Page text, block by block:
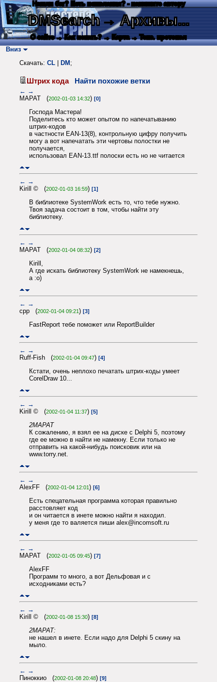
Нашли баг? Есть пожелания? - напишите автору
DMSearch→ Архивы...
О сайте → Как искать? → Карта → Текс. протокол
Вниз
Скачать: CL DM ;
Штрих кода Найти похожие ветки
← →
МАРАТ (2002-01-03 14:32) [0]
Господа Мастера!
Поделитесь кто может опытом по напечатыванию
штрих-кодов
в частности EAN-13(8), контрольную цифру получить
могу а вот напечатать эти чертовы полостки не
получается,
использовал EAN-13.ttf полоски есть но не читается
← →
Kirill © (2002-01-03 16:59) [1]
В библиотеке SystemWork есть то, что тебе нужно.
Твоя задача состоит в том, чтобы найти эту
библиотеку.
← →
МАРАТ (2002-01-04 08:32) [2]
Kirill,
А где искать библиотеку SystemWork не намекнешь,
а :о)
← →
cpp (2002-01-04 09:21) [3]
FastReport тебе поможет или ReportBuilder
← →
Ruff-Fish (2002-01-04 09:47) [4]
Кстати, очень неплохо печатать штрих-коды умеет
CorelDraw 10...
← →
Kirill © (2002-01-04 11:37) [5]
2МАРАТ
К сожалению, я взял ее на диске с Delphi 5, поэтому
где ее можно в найти не намекну. Если только не
отправить на какой-нибудь поисковик или на
www.torry.net.
← →
AlexFF (2002-01-04 12:01) [6]
Есть спецательная программа которая правильно
расстовляет код
и он читается в инете можно найти я находил.
у меня где то валяется пиши alex@incomsoft.ru
← →
МАРАТ (2002-01-05 09:45) [7]
AlexFF
Программ то много, а вот Дельфовая и с
исходниками есть?
← →
Kirill © (2002-01-08 15:30) [8]
2МАРАТ:
не нашел в инете. Если надо для Delphi 5 скину на
мыло.
← →
Пиноккио (2002-01-08 20:48) [9]